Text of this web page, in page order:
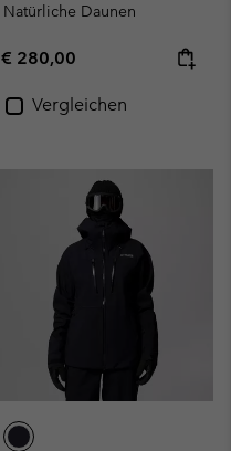
Natürliche Daunen
Regular price:
€ 280,00
Vergleichen